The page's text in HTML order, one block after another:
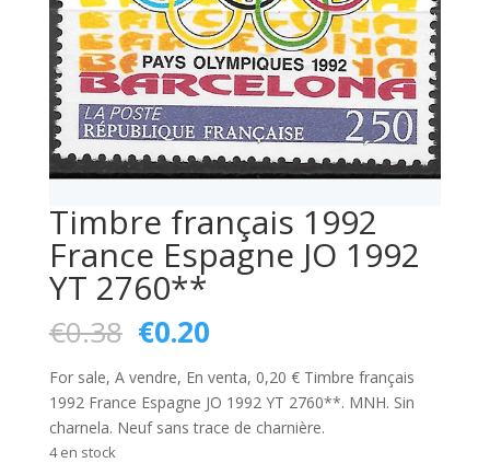
Timbre français 1992
France Espagne JO 1992
YT 2760**
€0.38 Le
prix
initial
était :
€0.38.
€0.20Le
actuel
est :
€0.20.
For sale, A vendre, En venta, 0,20 € Timbre français
1992 France Espagne JO 1992 YT 2760**. MNH. Sin
charnela. Neuf sans trace de charnière.
4 en stock